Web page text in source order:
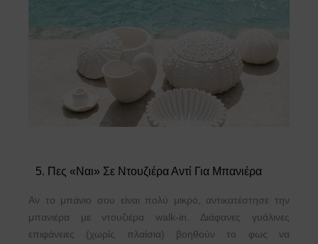
5. Πες «Ναι» Σε Ντουζιέρα Αντί Για Μπανιέρα
Αν το μπάνιο σου είναι πολύ μικρό, αντικατέστησε την
μπανιέρα με ντουζιέρα walk-in. Διάφανες γυάλινες
επιφάνειες (χωρίς πλαίσια) βοηθούν το φως να